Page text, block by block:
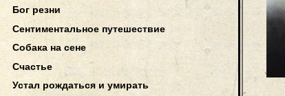
Бог резни
Сентиментальное путешествие
Собака на сене
Счастье
Устал рождаться и умирать